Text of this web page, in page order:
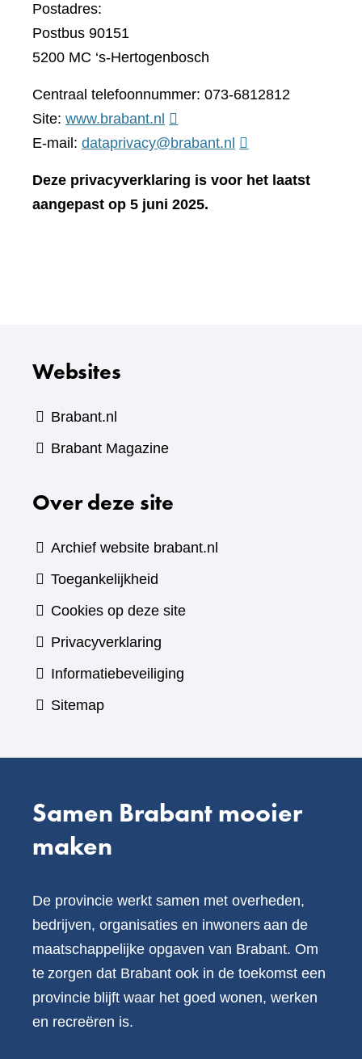
Postadres:
Postbus 90151
5200 MC ‘s-Hertogenbosch
Centraal telefoonnummer: 073-6812812
Site: www.brabant.nl (verwijst
naar
andere
E-mail: dataprivacy@brabant.nl
Deze privacyverklaring is voor het laatst
aangepast op 5 juni 2025.
Websites
Brabant.nl
Brabant Magazine(verwijst
een
website)
Over deze site
Archief website brabant.nl
Toegankelijkheid
Cookies op deze site
Privacyverklaring
Informatiebeveiliging
Sitemap
Samen Brabant mooier
maken
De provincie werkt samen met overheden,
bedrijven, organisaties en inwoners aan de
maatschappelijke opgaven van Brabant. Om
te zorgen dat Brabant ook in de toekomst een
provincie blijft waar het goed wonen, werken
en recreëren is.